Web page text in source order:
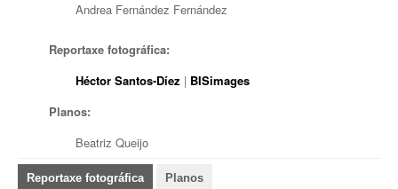
Andrea Fernández Fernández
Reportaxe fotográfica:
Héctor Santos-Díez | BISimages
Planos:
Beatriz Queijo
Reportaxe fotográfica Planos